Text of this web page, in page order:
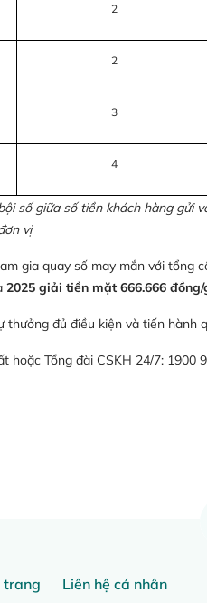
2
2
3
4
số giữa số tiền khách hàng gửi
vị
gia quay số may mắn với tổng
2025 giải tiền mặt 666.666
đủ điều kiện và tiến hành
hoặc Tổng đài CSKH 24/7: 1900
trang
Liên hệ cá nhân